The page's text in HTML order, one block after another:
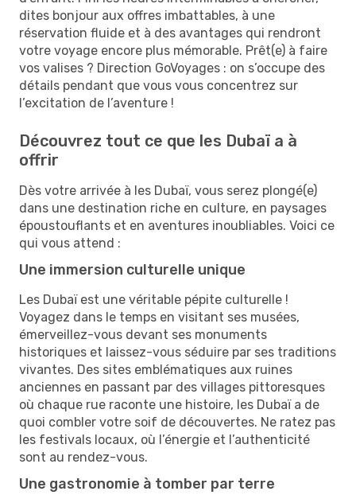
dites bonjour aux offres imbattables, à une
réservation fluide et à des avantages qui rendront
votre voyage encore plus mémorable. Prêt(e) à faire
vos valises ? Direction GoVoyages : on s’occupe des
détails pendant que vous vous concentrez sur
l’excitation de l’aventure !
Découvrez tout ce que les Dubaï a à
offrir
Dès votre arrivée à les Dubaï, vous serez plongé(e)
dans une destination riche en culture, en paysages
époustouflants et en aventures inoubliables. Voici ce
qui vous attend :
Une immersion culturelle unique
Les Dubaï est une véritable pépite culturelle !
Voyagez dans le temps en visitant ses musées,
émerveillez-vous devant ses monuments
historiques et laissez-vous séduire par ses traditions
vivantes. Des sites emblématiques aux ruines
anciennes en passant par des villages pittoresques
où chaque rue raconte une histoire, les Dubaï a de
quoi combler votre soif de découvertes. Ne ratez pas
les festivals locaux, où l’énergie et l’authenticité
sont au rendez-vous.
Une gastronomie à tomber par terre